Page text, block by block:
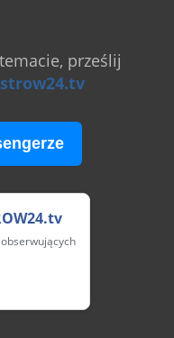
prześlij